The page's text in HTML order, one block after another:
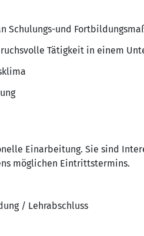
Schulungs-und
Tätigkeit in einem
Einarbeitung. Sie sind
möglichen Eintrittstermins.
/ Lehrabschluss